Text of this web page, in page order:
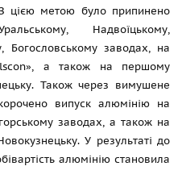
цією метою було припинено
Надвоїцькому,
Богословському заводах, на
а також на першому
Також через вимушене
випуск алюмінію на
заводах, а також на
У результаті до
алюмінію становила